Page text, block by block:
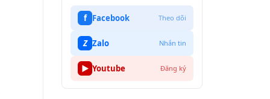
f Facebook Theo dõi
Z Zalo Nhắn tin
▶ Youtube Đăng ký